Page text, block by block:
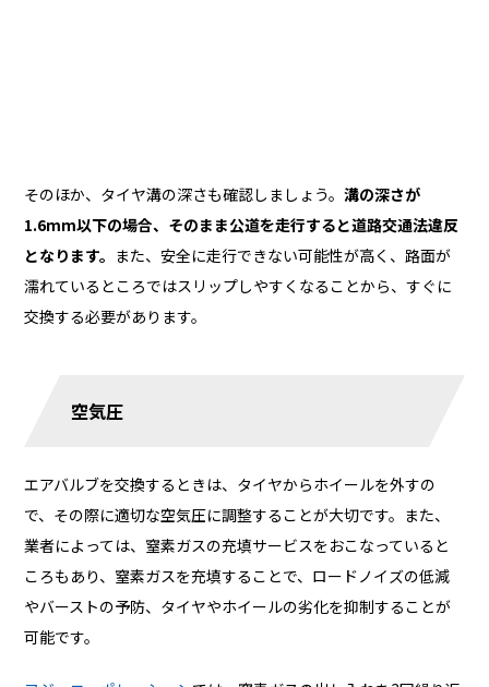
そのほか、タイヤ溝の深さも確認しましょう。溝の深さが
1.6mm以下の場合、そのまま公道を走行すると道路交通法違反
となります。 また、安全に走行できない可能性が高く、路面が
濡れているところではスリップしやすくなることから、すぐに
交換する必要があります。
空気圧
エアバルブを交換するときは、タイヤからホイールを外すの
で、その際に適切な空気圧に調整することが大切です。また、
業者によっては、窒素ガスの充填サービスをおこなっていると
ころもあり、窒素ガスを充填することで、ロードノイズの低減
やバーストの予防、タイヤやホイールの劣化を抑制することが
可能です。